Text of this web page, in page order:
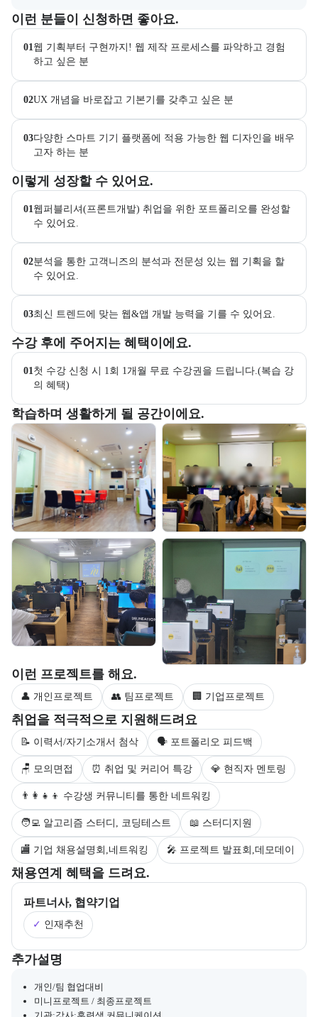
이런 분들이 신청하면 좋아요.
이 교육과정이 어떤 분들께 추천되는지 항목으로 안내한다. 더보기
01웹 기획부터 구현까지! 웹 제작 프로세스를 파악하고 경험
하고 싶은 분
02UX 개념을 바로잡고 기본기를 갖추고 싶은 분
03다양한 스마트 기기 플랫폼에 적용 가능한 웹 디자인을 배우
고자 하는 분
이렇게 성장할 수 있어요.
이 교육과정에서 성취할 수 있는 목표를 항목으로 안내한다. 더보기
01웹퍼블리셔(프론트개발) 취업을 위한 포트폴리오를 완성할
수 있어요.
02분석을 통한 고객니즈의 분석과 전문성 있는 웹 기획을 할
수 있어요.
03최신 트렌드에 맞는 웹&앱 개발 능력을 기를 수 있어요.
수강 후에 주어지는 혜택이에요.
교육과정 수강 시 제공되는 혜택 목록을 안내한다.
01첫 수강 신청 시 1회 1개월 무료 수강권을 드립니다.(복습 강
의 혜택)
학습하며 생활하게 될 공간이에요.
부트캠프 교육 환경 사진을 목록으로 보여준다.
교육 환경 사진 목록
이런 프로젝트를 해요.
부트캠프 과정에서 진행하는 프로젝트 유형을 안내한다.
👤 개인프로젝트 👥 팀프로젝트 🏢 기업프로젝트
취업을 적극적으로 지원해드려요
부트캠프 수강생을 대상으로 제공되는 취업 지원 서비스를 안내한다.
📝 이력서/자기소개서 첨삭 🗣 포트폴리오 피드백
🪑 모의면접 ⏰ 취업 및 커리어 특강 💎 현직자 멘토링
👨‍👩‍👧‍👦 수강생 커뮤니티를 통한 네트워킹
🧑‍💻 알고리즘 스터디, 코딩테스트 📖 스터디지원
🏬 기업 채용설명회,네트워킹 🎤 프로젝트 발표회,데모데이
채용연계 혜택을 드려요.
부트캠프의 채용 연계 기업 정보와 추가 안내 내용을 제공한다.
파트너사, 협약기업
✓ 인재추천
추가설명
부트캠프와 관련된 추가 안내 및 참고 사항을 제공한다.
개인/팀 협업대비
미니프로젝트 / 최종프로젝트